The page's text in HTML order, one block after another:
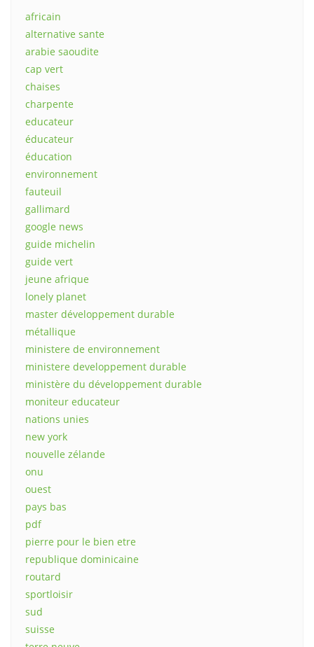
africain
alternative sante
arabie saoudite
cap vert
chaises
charpente
educateur
éducateur
éducation
environnement
fauteuil
gallimard
google news
guide michelin
guide vert
jeune afrique
lonely planet
master développement durable
métallique
ministere de environnement
ministere developpement durable
ministère du développement durable
moniteur educateur
nations unies
new york
nouvelle zélande
onu
ouest
pays bas
pdf
pierre pour le bien etre
republique dominicaine
routard
sportloisir
sud
suisse